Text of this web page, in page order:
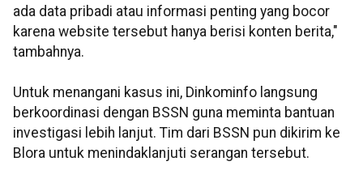
ada data pribadi atau informasi penting yang bocor
karena website tersebut hanya berisi konten berita,"
tambahnya.
Untuk menangani kasus ini, Dinkominfo langsung
berkoordinasi dengan BSSN guna meminta bantuan
investigasi lebih lanjut. Tim dari BSSN pun dikirim ke
Blora untuk menindaklanjuti serangan tersebut.